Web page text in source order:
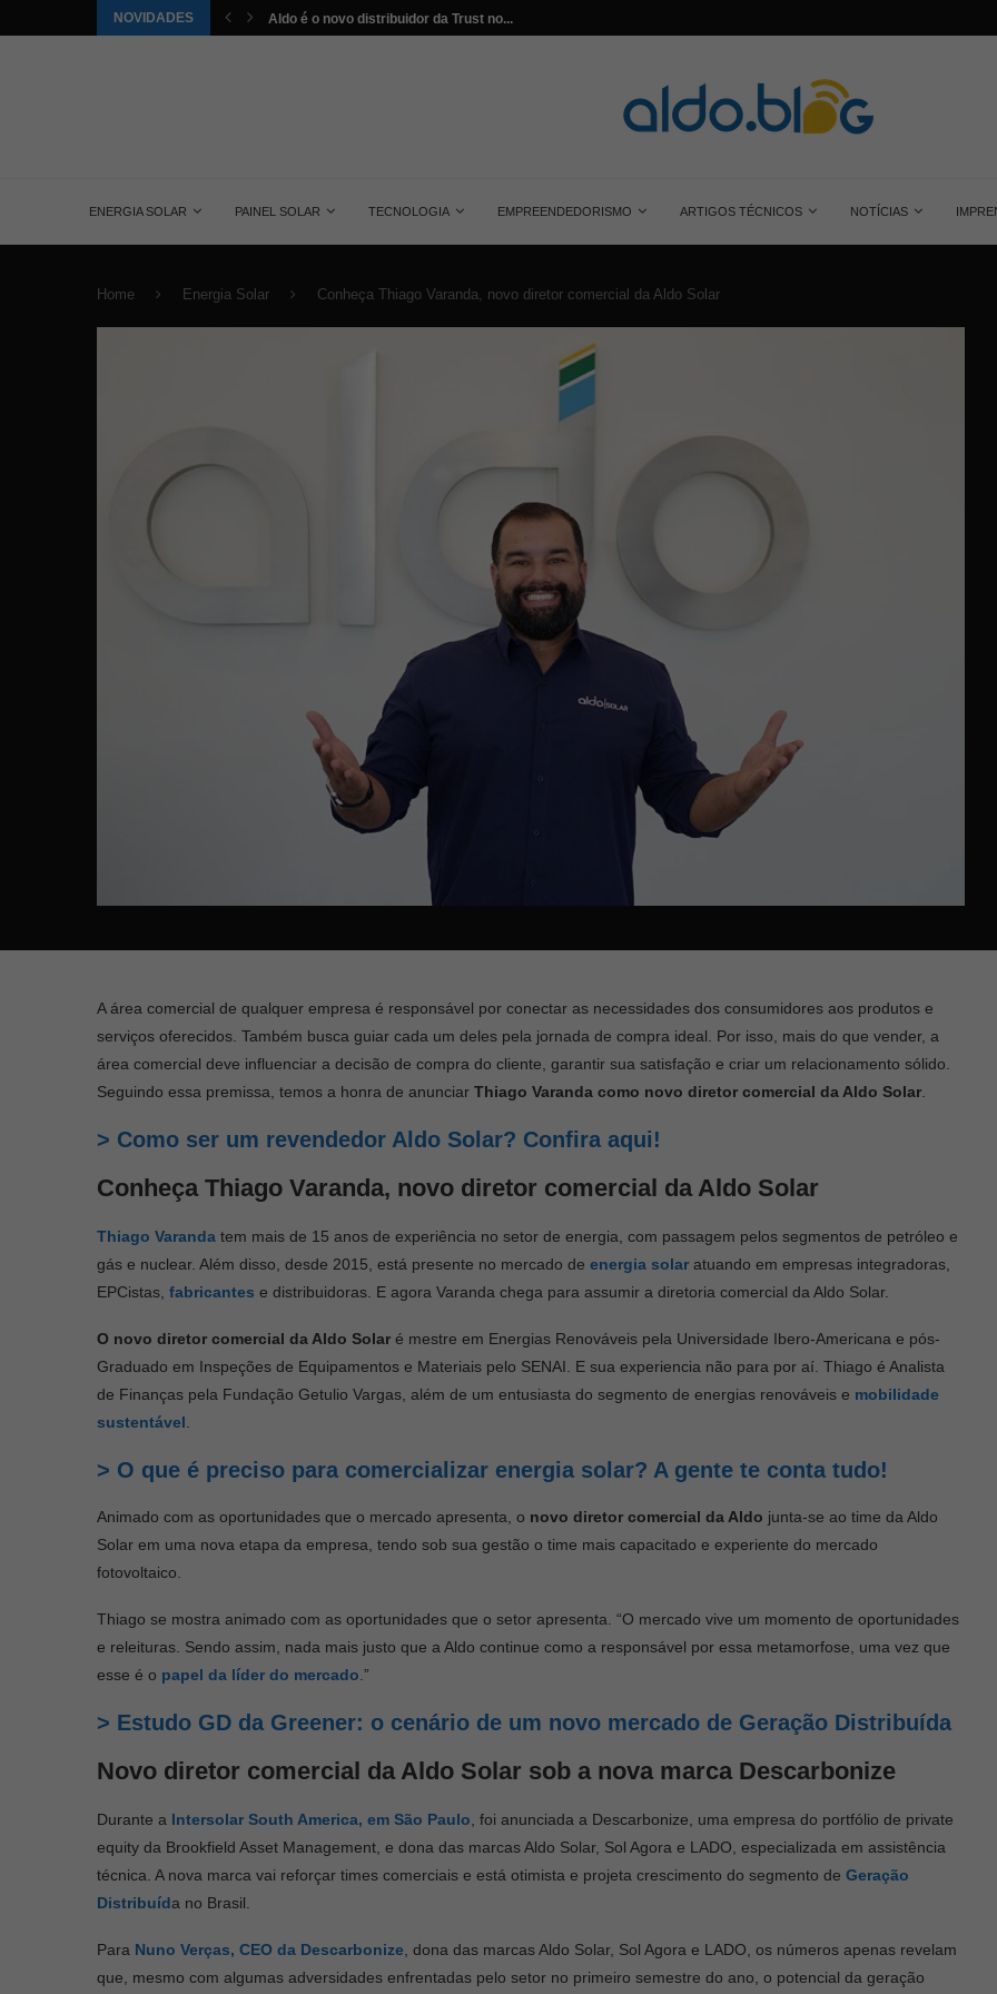
NOVIDADES
pela energia solar nos... Aldo é o novo distribuidor da Trust no...
ENERGIA SOLAR PAINEL SOLAR TECNOLOGIA EMPREENDEDORISMO ARTIGOS TÉCNICOS NOTÍCIAS
Home Energia Solar Conheça Thiago Varanda, novo diretor comercial da Aldo Solar
A área comercial de qualquer empresa é responsável por conectar as necessidades dos consumidores aos produtos e
serviços oferecidos. Também busca guiar cada um deles pela jornada de compra ideal. Por isso, mais do que vender, a
área comercial deve influenciar a decisão de compra do cliente, garantir sua satisfação e criar um relacionamento sólido.
Seguindo essa premissa, temos a honra de anunciar Thiago Varanda como novo diretor comercial da Aldo Solar
> Como ser um revendedor Aldo Solar? Confira aqui!
Conheça Thiago Varanda, novo diretor comercial da Aldo Solar
Thiago Varanda tem mais de 15 anos de experiência no setor de energia, com passagem pelos segmentos de petróleo e
gás e nuclear. Além disso, desde 2015, está presente no mercado de energia solar atuando em empresas integradoras,
EPCistas, fabricantes e distribuidoras. E agora Varanda chega para assumir a diretoria comercial da Aldo Solar.
O novo diretor comercial da Aldo Solar é mestre em Energias Renováveis pela Universidade Ibero-Americana e pós-
Graduado em Inspeções de Equipamentos e Materiais pelo SENAI. E sua experiencia não para por aí. Thiago é Analista
de Finanças pela Fundação Getulio Vargas, além de um entusiasta do segmento de energias renováveis e mobilidade
sustentável
> O que é preciso para comercializar energia solar? A gente te conta tudo!
Animado com as oportunidades que o mercado apresenta, o novo diretor comercial da Aldo junta-se ao time da Aldo
Solar em uma nova etapa da empresa, tendo sob sua gestão o time mais capacitado e experiente do mercado
fotovoltaico.
Thiago se mostra animado com as oportunidades que o setor apresenta. “O mercado vive um momento de oportunidades
e releituras. Sendo assim, nada mais justo que a Aldo continue como a responsável por essa metamorfose, uma vez que
esse é o papel da líder do mercado .”
> Estudo GD da Greener: o cenário de um novo mercado de Geração Distribuída
Novo diretor comercial da Aldo Solar sob a nova marca Descarbonize
Durante a Intersolar South America, em São Paulo , foi anunciada a Descarbonize, uma empresa do portfólio de private
equity da Brookfield Asset Management, e dona das marcas Aldo Solar, Sol Agora e LADO, especializada em assistência
técnica. A nova marca vai reforçar times comerciais e está otimista e projeta crescimento do segmento de Geração
Distribuída no Brasil.
Para Nuno Verças, CEO da Descarbonize , dona das marcas Aldo Solar, Sol Agora e LADO, os números apenas revelam
que, mesmo com algumas adversidades enfrentadas pelo setor no primeiro semestre do ano, o potencial da geração